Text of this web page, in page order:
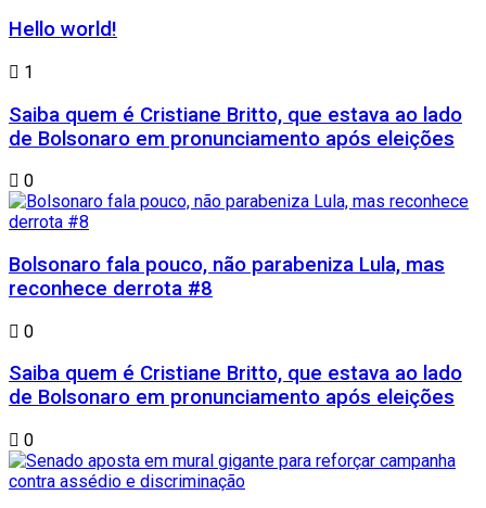
Hello world!
1
Saiba quem é Cristiane Britto, que estava ao lado
de Bolsonaro em pronunciamento após eleições
0
Bolsonaro fala pouco, não parabeniza Lula, mas
reconhece derrota #8
0
Saiba quem é Cristiane Britto, que estava ao lado
de Bolsonaro em pronunciamento após eleições
0